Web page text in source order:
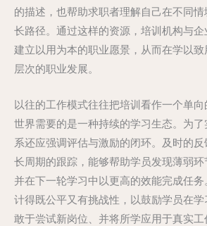
的描述，也帮助求职者理解自己在不同
长路径。通过这样的资源，培训机构与
建立以用为本的职业愿景，从而在学以
层次的职业发展。
以往的工作模式往往把培训看作一个单
世界需要的是一种持续的学习生态。为
系还应强调评估与激励的闭环。及时的
长周期的跟踪，能够帮助学员发现薄弱环
并在下一轮学习中以更高的效能完成任
计得既公平又有挑战性，以鼓励学员在学
敢于尝试新岗位、并将所学应用于真实